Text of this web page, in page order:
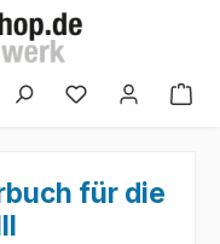
für die